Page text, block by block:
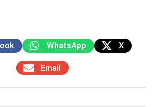
WhatsApp X
Email